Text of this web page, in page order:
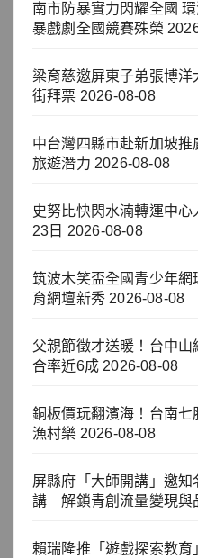
南市防暴實力閃耀全國
暴戲劇全國競賽殊榮
梁育慈邀屏東子弟張博
街拜票 2026-08-08
中台灣四縣市赴新加坡
旅遊潛力 2026-08-08
史努比快閃水湳轉運中
23日 2026-08-08
筑波木笑盃全國青少年
育網壇新秀 2026-08-08
父親節徵才送暖！台中
合率近6成 2026-08-08
銅板價玩翻濱海！台南
漁村樂 2026-08-08
屏縣府「大師開講」邀
講 解鎖青創流量變現與
賴瑞隆推「遊戲探索教